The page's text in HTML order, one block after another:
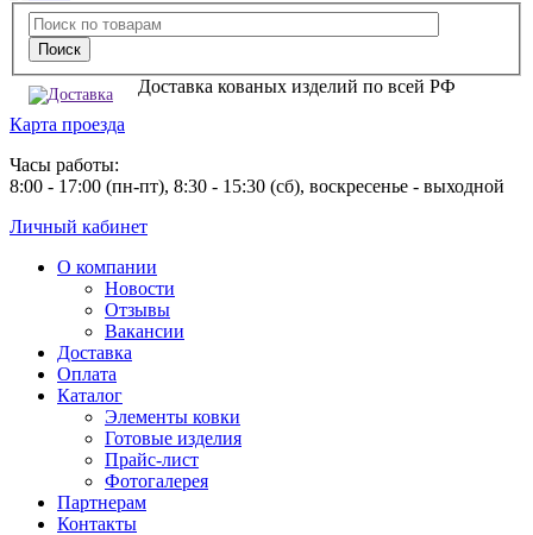
Доставка кованых изделий по всей РФ
Карта проезда
Часы работы:
8:00 - 17:00 (пн-пт), 8:30 - 15:30 (сб), воскресенье - выходной
Личный кабинет
О компании
Новости
Отзывы
Вакансии
Доставка
Оплата
Каталог
Элементы ковки
Готовые изделия
Прайс-лист
Фотогалерея
Партнерам
Контакты